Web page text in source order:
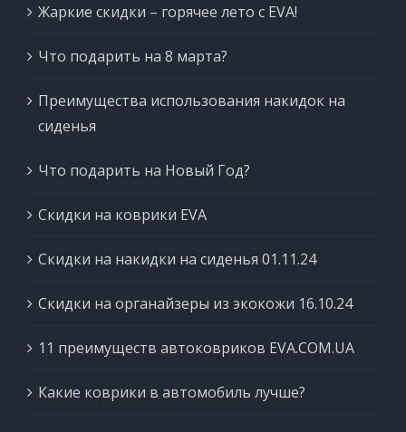
Жаркие скидки – горячее лето с EVA!
Что подарить на 8 марта?
Преимущества использования накидок на
сиденья
Что подарить на Новый Год?
Скидки на коврики EVA
Скидки на накидки на сиденья 01.11.24
Скидки на органайзеры из экокожи 16.10.24
11 преимуществ автоковриков EVA.COM.UA
Какие коврики в автомобиль лучше?